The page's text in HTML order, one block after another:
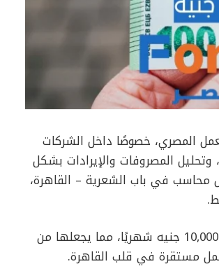
المصري، خصوصًا داخل الشركات
وتحليل المصروفات والإيرادات بشكل
في باب الشعرية – القاهرة،
وتأتي هذه الفرصة برواتب مميزة تبدأ من 7000 جنيه وقد تصل إلى 10,000 جنيه شهريًا، مما يجعلها من
عمل مستقرة في قلب القاهرة.